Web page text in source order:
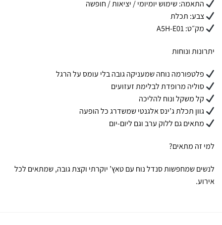
התאמה: שימוש יומיומי / יציאות / חופשה
צבע: תכלת
מק״ט: A5H-E01
יתרונות ונוחות
פלטפורמה נוחה שמעניקה גובה בלי עומס על הרגל
סוליה מרופדת לבלימת זעזועים
קל משקל ונוח להליכה
גוון תכלת ג’ינס אלגנטי שמשדרג כל הופעה
מתאים גם ללוק ערב וגם ליום-יום
למי זה מתאים?
לנשים שמחפשות סנדל נוח עם טאץ’ יוקרתי וקצת גובה, שמתאים לכל
אירוע.